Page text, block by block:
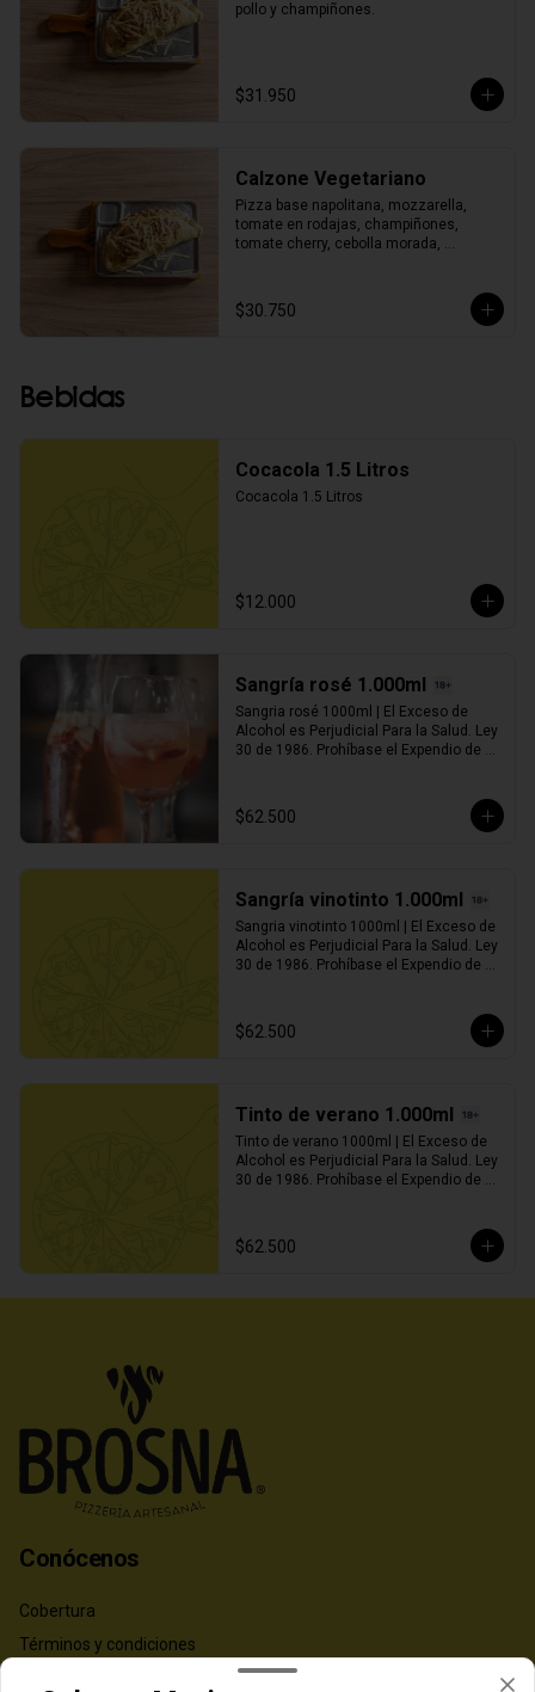
pollo y champiñones.
$31.950
Calzone Vegetariano
Pizza base napolitana, mozzarella,
tomate en rodajas, champiñones,
tomate cherry, cebolla morada,
$30.750
Bebidas
Cocacola 1.5 Litros
Cocacola 1.5 Litros
$12.000
Sangría rosé 1.000ml
Sangria rosé 1000ml | El Exceso de
Alcohol es Perjudicial Para la Salud. Ley
30 de 1986. Prohíbase el Expendio de
de 1994
$62.500
Sangría vinotinto 1.000ml
Sangria vinotinto 1000ml | El Exceso de
Alcohol es Perjudicial Para la Salud. Ley
30 de 1986. Prohíbase el Expendio de
de 1994
$62.500
Tinto de verano 1.000ml
Tinto de verano 1000ml | El Exceso de
Alcohol es Perjudicial Para la Salud. Ley
30 de 1986. Prohíbase el Expendio de
de 1994
$62.500
Conócenos
Cobertura
Términos y condiciones